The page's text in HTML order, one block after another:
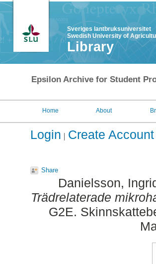
Sveriges lantbruksuniversitet
Swedish University of
Library
Epsilon Archive for Student
Home About
Login Create Account
Share
Danielsson,
Trädrelaterade
G2E.